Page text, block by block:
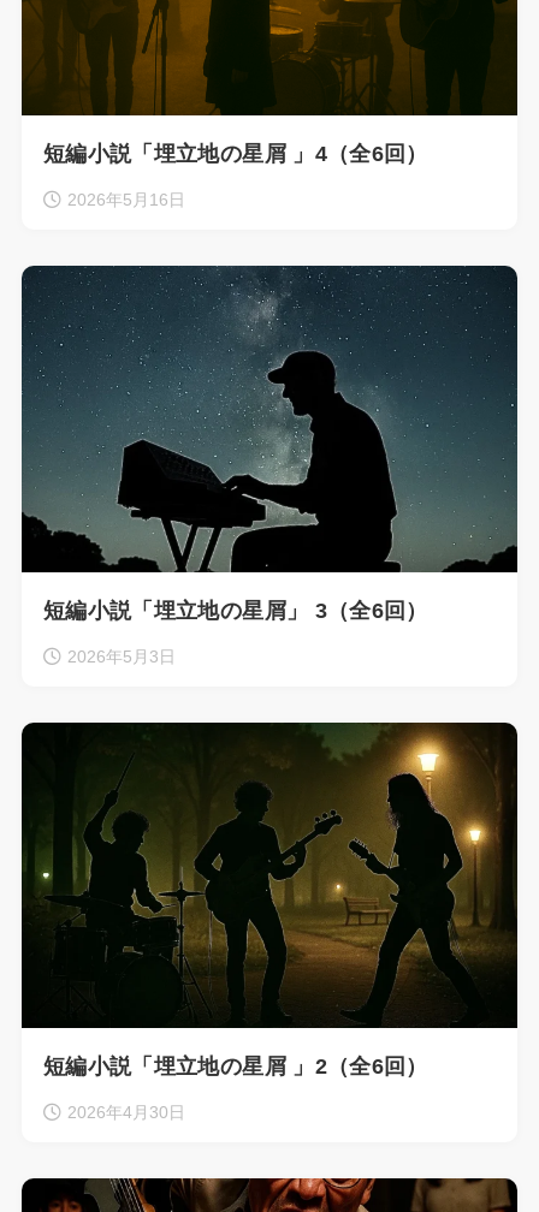
短編小説「埋立地の星屑 」4（全6回）
2026年5月16日
短編小説「埋立地の星屑」 3（全6回）
2026年5月3日
短編小説「埋立地の星屑 」2（全6回）
2026年4月30日